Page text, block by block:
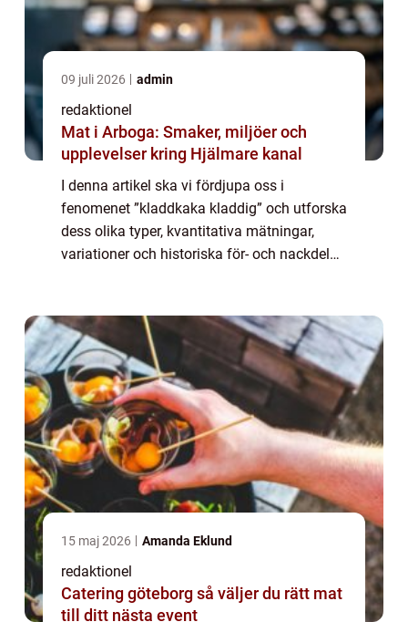
09 juli 2026 admin
redaktionel
Mat i Arboga: Smaker, miljöer och
upplevelser kring Hjälmare kanal
I denna artikel ska vi fördjupa oss i
fenomenet ”kladdkaka kladdig” och utforska
dess olika typer, kvantitativa mätningar,
variationer och historiska för- och nackdelar.
15 maj 2026 Amanda Eklund
redaktionel
Catering göteborg så väljer du rätt mat
till ditt nästa event